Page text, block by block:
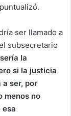
ser llamado a
subsecretario
la
si la justicia
ser, por
menos no
esa